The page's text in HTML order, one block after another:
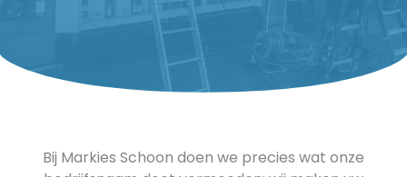
Bij Markies Schoon doen we precies wat onze